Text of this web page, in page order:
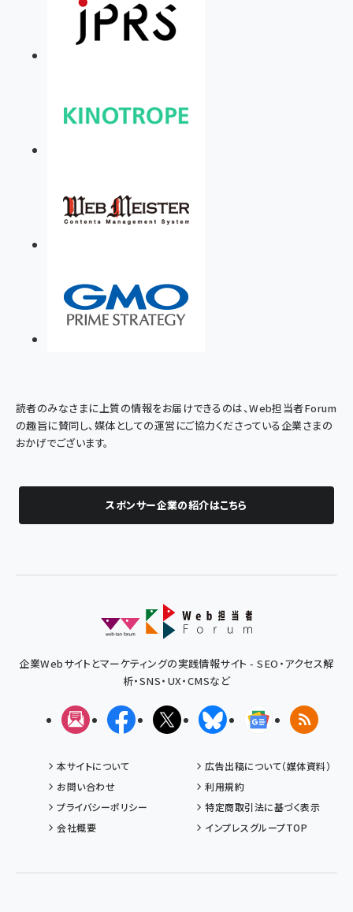
読者のみなさまに上質の情報をお届けできるのは、Web担当者Forum
の趣旨に賛同し、媒体としての運営にご協力くださっている企業さまの
おかげでございます。
スポンサー企業の紹介はこちら
企業Webサイトとマーケティングの実践情報サイト - SEO・アクセス解
析・SNS・UX・CMSなど
メルマガFacebookX(エックス)BlueskyGoogleニュ
RSS
本サイトについて
広告出稿について（媒体資料）
お問い合わせ
利用規約
プライバシーポリシー
特定商取引法に基づく表示
会社概要
インプレスグループTOP